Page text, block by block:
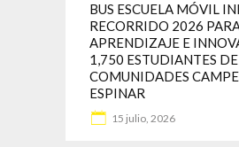
BUS ESCUELA MÓVIL
RECORRIDO 2026
APRENDIZAJE E
1,750 ESTUDIANTES DE
COMUNIDADES
ESPINAR
15 julio, 2026